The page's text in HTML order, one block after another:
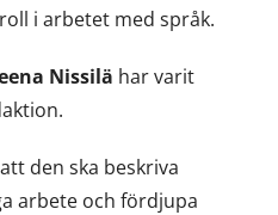
i arbetet med språk.
Nissilä har varit
den ska beskriva
arbete och fördjupa